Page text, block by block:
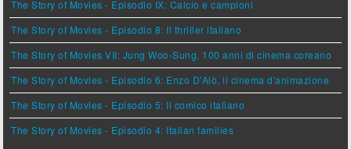
The Story of Movies - Episodio IX: Calcio e campioni
The Story of Movies - Episodio 8: Il thriller italiano
The Story of Movies VII: Jung Woo-Sung, 100 anni di cinema coreano
The Story of Movies - Episodio 6: Enzo D'Alò, il cinema d'animazione
The Story of Movies - Episodio 5: Il comico italiano
The Story of Movies - Episodio 4: Italian families